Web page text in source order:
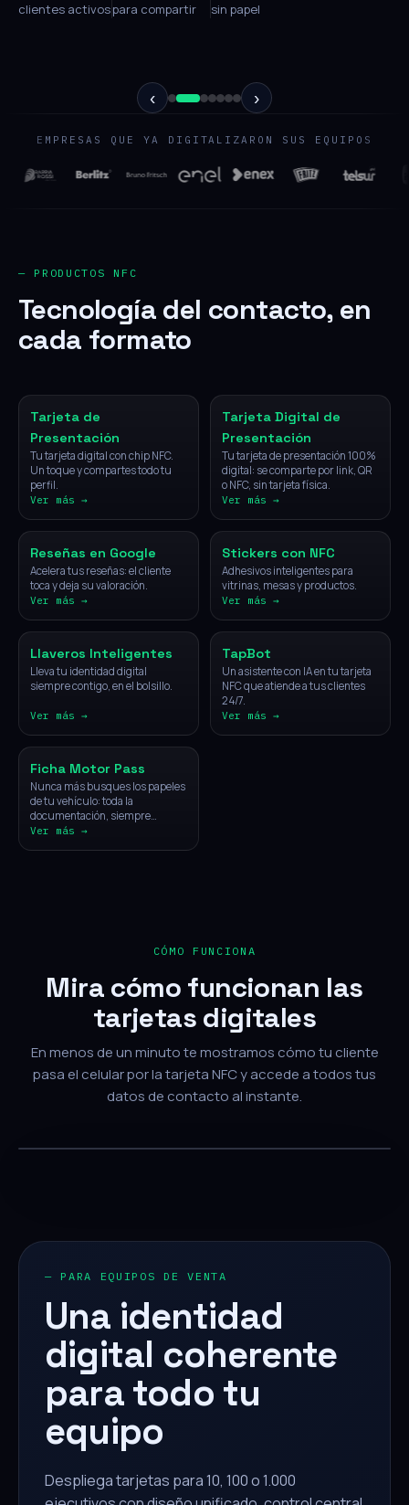
clientes activospara compartir sin papel
‹ ›
EMPRESAS QUE YA DIGITALIZARON SUS EQUIPOS
— PRODUCTOS NFC
Tecnología del contacto, en
cada formato
Tarjeta de
Presentación
Tu tarjeta digital con chip NFC.
Un toque y compartes todo tu
perfil.
Ver más →
Tarjeta Digital de
Presentación
Tu tarjeta de presentación 100%
digital: se comparte por link, QR
o NFC, sin tarjeta física.
Ver más →
NFC
Reseñas en Google
Acelera tus reseñas: el cliente
toca y deja su valoración.
Ver más →
NFC
Stickers con NFC
Adhesivos inteligentes para
vitrinas, mesas y productos.
Ver más →
NFC
Llaveros Inteligentes
Lleva tu identidad digital
siempre contigo, en el bolsillo.
Ver más →
IA
TapBot
Un asistente con IA en tu tarjeta
NFC que atiende a tus clientes
24/7.
Ver más →
Vehículos
Ficha Motor Pass
Nunca más busques los papeles
de tu vehículo: toda la
documentación, siempre
disponible con un solo toque.
Ver más →
CÓMO FUNCIONA
Mira cómo funcionan las
tarjetas digitales
En menos de un minuto te mostramos cómo tu cliente
pasa el celular por la tarjeta NFC y accede a todos tus
datos de contacto al instante.
— PARA EQUIPOS DE VENTA
Una identidad
digital coherente
para todo tu
equipo
Despliega tarjetas para 10, 100 o 1.000